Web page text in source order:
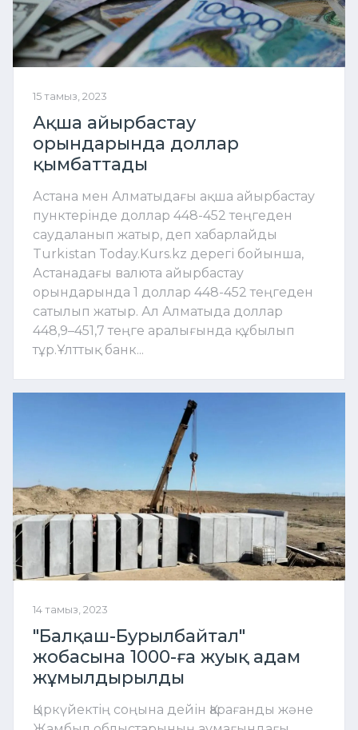
15 тамыз, 2023
Ақша айырбастау
орындарында доллар
қымбаттады
Астана мен Алматыдағы ақша айырбастау
пунктерінде доллар 448-452 теңгеден
саудаланып жатыр, деп хабарлайды
Turkistan Today.Kurs.kz дерегі бойынша,
Астанадағы валюта айырбастау
орындарында 1 доллар 448-452 теңгеден
сатылып жатыр. Ал Алматыда доллар
448,9–451,7 теңге аралығында құбылып
тұр.Ұлттық банк...
14 тамыз, 2023
"Балқаш-Бурылбайтал"
жобасына 1000-ға жуық адам
жұмылдырылды
Қыркүйектің соңына дейін Қарағанды және